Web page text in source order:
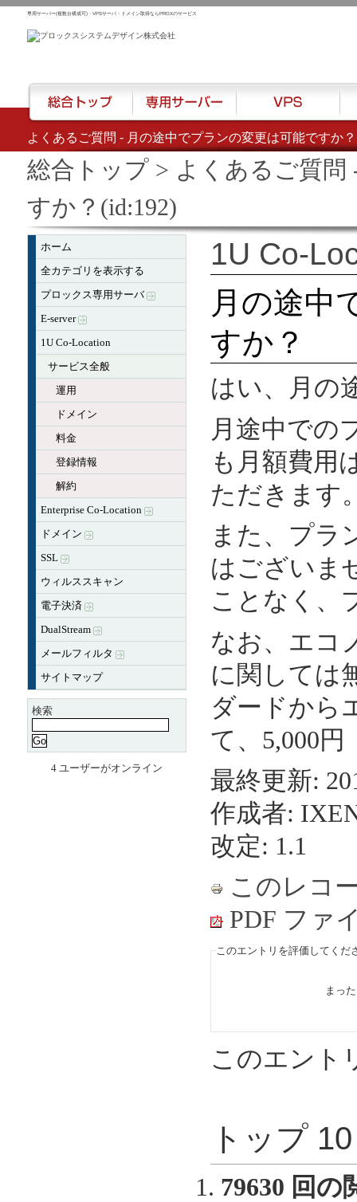
よくあるご質問 - 月の途中でプランの変更は可能ですか
専用サーバー(複数台構成可)・VPSサーバ・ドメイン取得ならPROXのサービス
総合トップ> よくあるご質問
すか？(id:192)
ホーム
全カテゴリを表示する
プロックス専用サーバ
E-server
1U Co-Location
サービス全般
運用
ドメイン
料金
登録情報
解約
Enterprise Co-Location
ドメイン
SSL
ウィルススキャン
電子決済
DualStream
メールフィルタ
サイトマップ
検索
4 ユーザーがオンライン
1U Co-
月の途中
すか？
はい、月の
月途中での
も月額費用
ただきます
また、プラ
はございま
ことなく、
なお、エコ
に関しては
ダードから
て、5,000
最終更新:
作成者:
改定: 1.1
このレコ
PDF ファ
このエントリを評価してくだ
まっ
このエント
トップ
79630 回の
総合トップ 専用サーバー VPS ハ